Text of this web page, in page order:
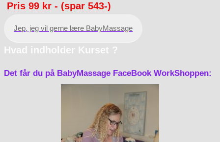
Pris 99 kr - (spar 543-)
Jep, jeg vil gerne lære BabyMassage
Hvad indholder Kurset ?
Det får du på BabyMassage FaceBook WorkShoppen: